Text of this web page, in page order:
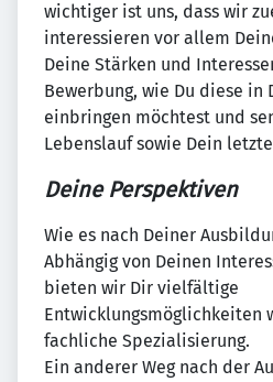
wichtiger ist uns, dass wir
interessieren vor allem
Deine Stärken und
Bewerbung, wie Du diese in
einbringen möchtest und
Lebenslauf sowie Dein
Deine Perspektiven
Wie es nach Deiner
Abhängig von Deinen
bieten wir Dir vielfältige
Entwicklungsmöglichkeiten
fachliche Spezialisierung.
Ein anderer Weg nach der